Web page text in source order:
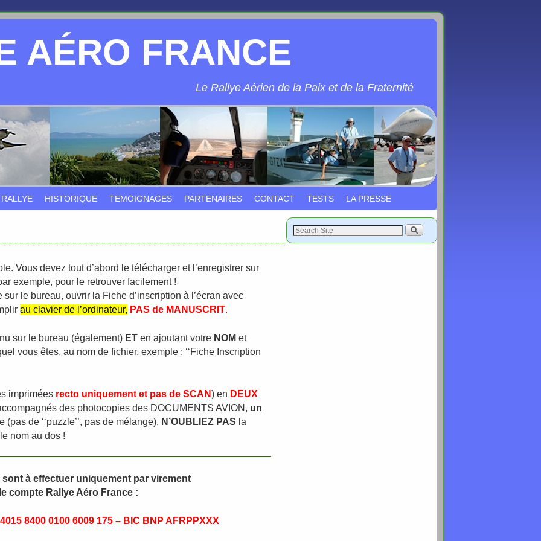
AÉRO FRANCE
Le Rallye Aérien de la Paix et de la Fraternité
HISTORIQUE TEMOIGNAGES PARTENAIRES CONTACT TESTS LA PRESSE
Vous devez tout d’abord le télécharger et l’enregistrer sur
exemple, pour le retrouver facilement !
le bureau, ouvrir la Fiche d’inscription à l’écran avec
au clavier de l’ordinateur, PAS de MANUSCRIT.
sur le bureau (également) ET en ajoutant votre NOM et
vous êtes, au nom de fichier, exemple : ‘‘Fiche Inscription
imprimées recto uniquement et pas de SCAN) en DEUX
des photocopies des DOCUMENTS AVION, un
(pas de ‘‘puzzle’’, pas de mélange), N’OUBLIEZ PAS la
nom au dos !
sont à effectuer uniquementpar virement
compte Rallye Aéro France :
8400 0100 6009 175 – BIC BNP AFRPPXXX